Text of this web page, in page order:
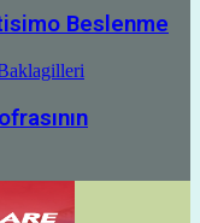
Beslenme